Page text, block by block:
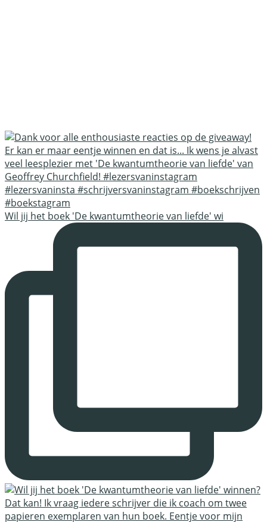
Wil jij het boek 'De kwantumtheorie van liefde' wi